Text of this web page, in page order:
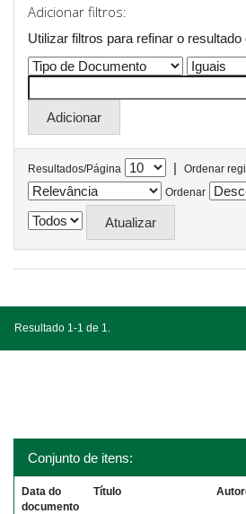
Adicionar filtros:
Utilizar filtros para refinar o resultado
Resultados/Página |
Ordenar
Ordenar
Resultado 1-1 de 1.
Conjunto de itens:
Data do
documento
Título